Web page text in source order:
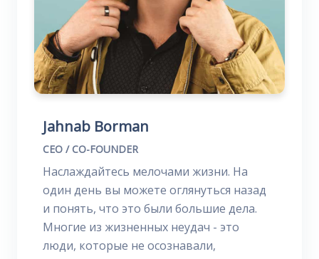
Jahnab Borman
CEO / CO-FOUNDER
Наслаждайтесь мелочами жизни. На
один день вы можете оглянуться назад
и понять, что это были большие дела.
Многие из жизненных неудач - это
люди, которые не осознавали,